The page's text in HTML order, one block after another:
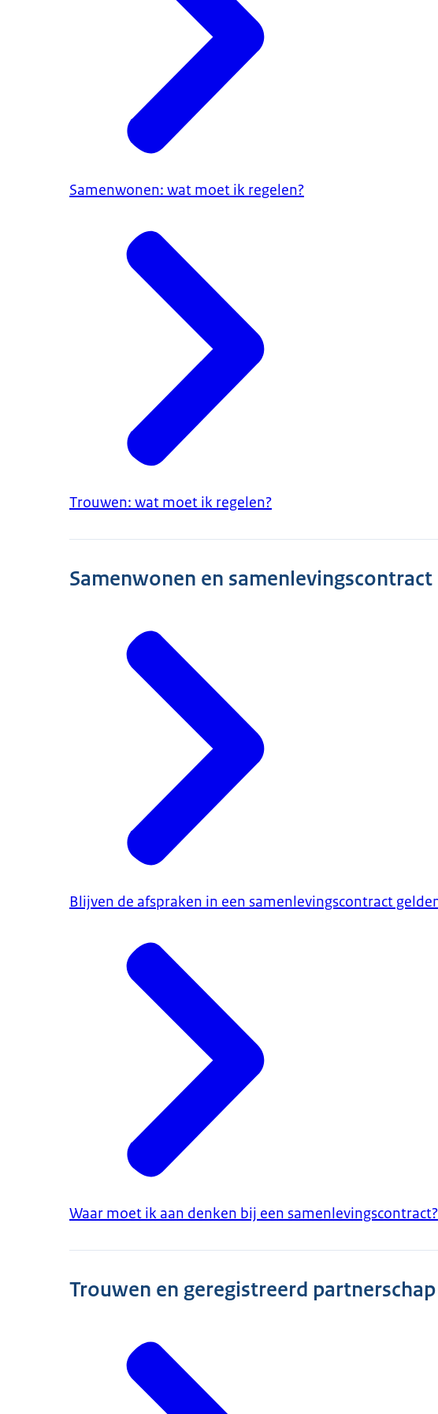
Samenwonen: wat moet ik regelen?
Trouwen: wat moet ik regelen?
Samenwonen en samenlevingscontract
Blijven de afspraken in een samenlevingscontract
Waar moet ik aan denken bij een samenlevingscontract?
Trouwen en geregistreerd partnerschap